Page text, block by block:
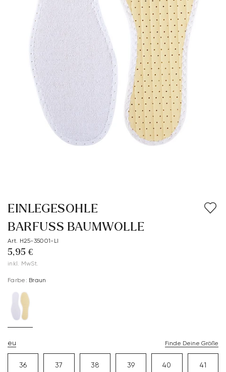
EINLEGESOHLE
BARFUSS BAUMWOLLE
Art. H25-35001-LI
5,95 €
inkl. MwSt.
Farbe: Braun
eu Finde Deine Größe
36 37 38 39 40 41